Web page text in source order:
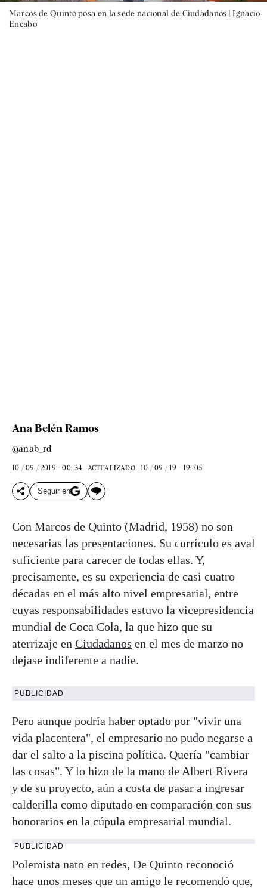
Marcos de Quinto posa en la sede nacional de Ciudadanos |Ignacio
Encabo
Ana Belén Ramos
@anab_rd
10 / 09 / 2019 - 00: 34 ACTUALIZADO 10 / 09 / 19 - 19: 05
Seguir en
Con Marcos de Quinto (Madrid, 1958) no son
necesarias las presentaciones. Su currículo es aval
suficiente para carecer de todas ellas. Y,
precisamente, es su experiencia de casi cuatro
décadas en el más alto nivel empresarial, entre
cuyas responsabilidades estuvo la vicepresidencia
mundial de Coca Cola, la que hizo que su
aterrizaje en Ciudadanos en el mes de marzo no
dejase indiferente a nadie.
PUBLICIDAD
Pero aunque podría haber optado por "vivir una
vida placentera", el empresario no pudo negarse a
dar el salto a la piscina política. Quería "cambiar
las cosas". Y lo hizo de la mano de Albert Rivera
y de su proyecto, aún a costa de pasar a ingresar
calderilla como diputado en comparación con sus
honorarios en la cúpula empresarial mundial.
PUBLICIDAD
Polemista nato en redes, De Quinto reconoció
hace unos meses que un amigo le recomendó que,